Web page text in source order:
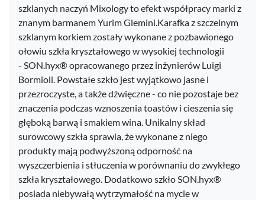
szklanych naczyń Mixology to efekt współpracy marki z
znanym barmanem Yurim Glemini.Karafka z szczelnym
szklanym korkiem zostały wykonane z pozbawionego
ołowiu szkła kryształowego w wysokiej technologii
- SON.hyx® opracowanego przez inżynierów Luigi
Bormioli. Powstałe szkło jest wyjątkowo jasne i
przezroczyste, a także dźwięczne - co nie pozostaje bez
znaczenia podczas wznoszenia toastów i cieszenia się
głęboką barwą i smakiem wina. Unikalny skład
surowcowy szkła sprawia, że wykonane z niego
produkty mają podwyższoną odporność na
wyszczerbienia i stłuczenia w porównaniu do zwykłego
szkła kryształowego. Dodatkowo szkło SON.hyx®
posiada niebywałą wytrzymałość na mycie w